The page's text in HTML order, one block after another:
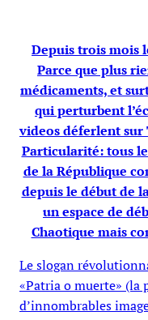
Depuis trois mois
Parce que plus
médicaments, et
qui perturbent
videos déferlent sur
Particularité: tous
de la République
depuis le début de
un espace de
Chaotique mais
Le slogan
«Patria o muerte» (la
d’innombrables